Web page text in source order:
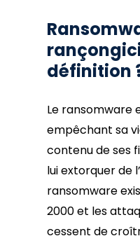
définition
Le ransomware
empêchant sa
contenu de ses
lui extorquer de
ransomware
2000 et les
cessent de